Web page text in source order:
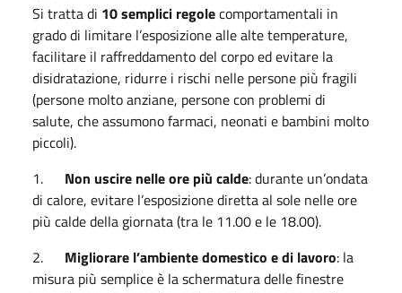
Si tratta di 10 semplici regolecomportamentali in
grado di limitare l’esposizione alle alte temperature,
facilitare il raffreddamento del corpo ed evitare la
disidratazione, ridurre i rischi nelle persone più fragili
(persone molto anziane, persone con problemi di
salute, che assumono farmaci, neonati e bambini molto
piccoli).
1. Non uscire nelle ore più calde: durante un’ondata
di calore, evitare l’esposizione diretta al sole nelle ore
più calde della giornata (tra le 11.00 e le 18.00).
2. Migliorare l’ambiente domestico e di lavoro: la
misura più semplice è la schermatura delle finestre